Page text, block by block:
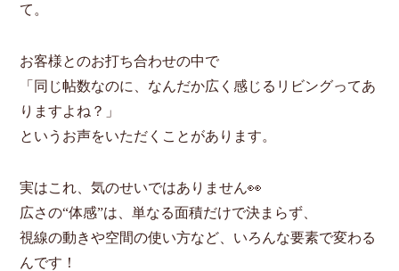
て。
お客様とのお打ち合わせの中で
「同じ帖数なのに、なんだか広く感じるリビングってあ
りますよね？」
というお声をいただくことがあります。
実はこれ、気のせいではありません👀
広さの“体感”は、単なる面積だけで決まらず、
視線の動きや空間の使い方など、いろんな要素で変わる
んです！